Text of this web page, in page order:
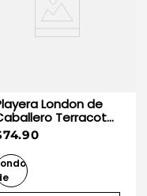
London de
Terracota